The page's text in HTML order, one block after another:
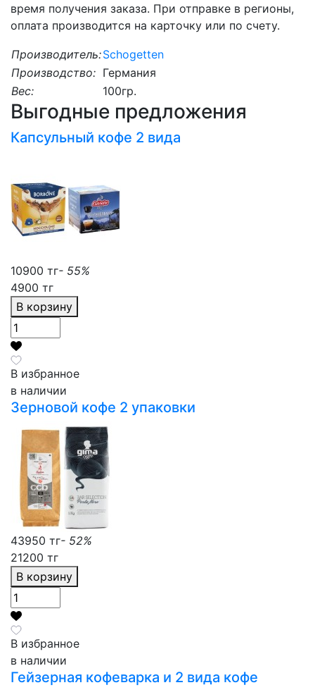
время получения заказа. При отправке в регионы,
оплата производится на карточку или по счету.
Производитель:Schogetten
Производство: Германия
Вес:
100гр.
Выгодные предложения
Капсульный кофе 2 вида
10900 тг- 55%
4900 тг
В корзину
В избранное
в наличии
Зерновой кофе 2 упаковки
43950 тг- 52%
21200 тг
В корзину
В избранное
в наличии
Гейзерная кофеварка и 2 вида кофе